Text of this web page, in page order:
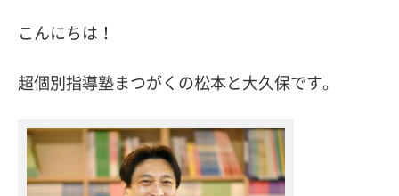
こんにちは！
超個別指導塾まつがくの松本と大久保です。